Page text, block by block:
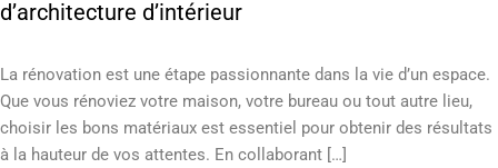
d’architecture d’intérieur
La rénovation est une étape passionnante dans la vie d’un espace.
Que vous rénoviez votre maison, votre bureau ou tout autre lieu,
choisir les bons matériaux est essentiel pour obtenir des résultats
à la hauteur de vos attentes. En collaborant […]